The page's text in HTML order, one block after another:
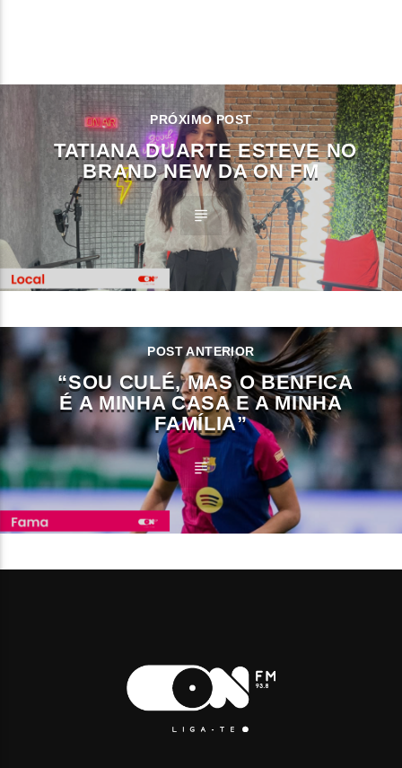
PRÓXIMO POST
TATIANA DUARTE ESTEVE NO
BRAND NEW DA ON FM
POST ANTERIOR
“SOU CULÉ, MAS O BENFICA
É A MINHA CASA E A MINHA
FAMÍLIA”